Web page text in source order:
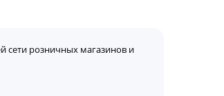
сети розничных магазинов и